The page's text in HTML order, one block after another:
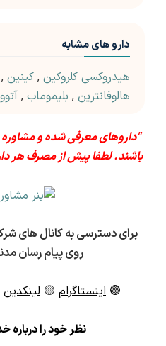
دارو های مشابه
هیدروکسی کلروکین , کینین ,
هالوفانترین , بلیموماب ,
"داروهای معرفی شده و
باشند. لطفا پیش از مصرف هر
برای دسترسی به کانال های
روی پیام رسان
🟣 اینستاگرام 🟡 لینکدین
نظر خود را درباره